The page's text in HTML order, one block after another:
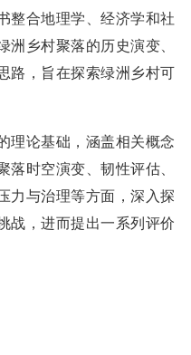
整合地理学、经济学和社
洲乡村聚落的历史演变、
路，旨在探索绿洲乡村可
理论基础，涵盖相关概念
落时空演变、韧性评估、
力与治理等方面，深入探
战，进而提出一系列评价